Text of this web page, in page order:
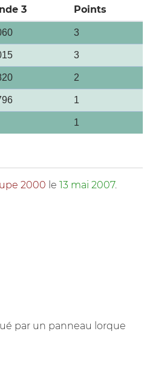
3 Points
3
3
2
1
1
2000 le 13 mai 2007.
par un panneau lorque